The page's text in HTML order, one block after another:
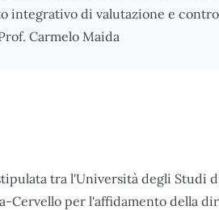
integrativo di valutazione e
Carmelo Maida
tra l'Università degli Studi
Cervello per l'affidamento della